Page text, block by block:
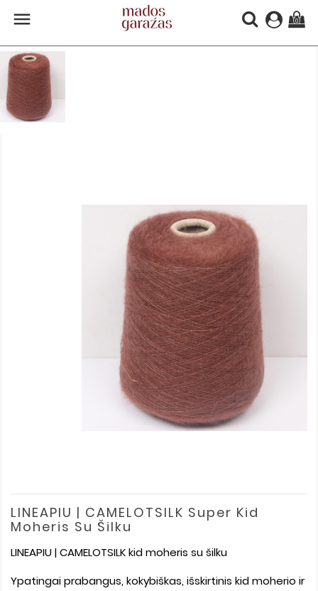
 (0)
LINEAPIU | CAMELOTSILK Super Kid
Moheris Su Šilku
LINEAPIU | CAMELOTSILK kid moheris su šilku
Ypatingai prabangus, kokybiškas, išskirtinis kid moherio ir